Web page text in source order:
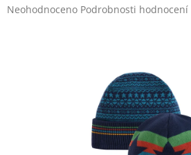
Průměrné
Neohodnoceno Podrobnosti hodnocení